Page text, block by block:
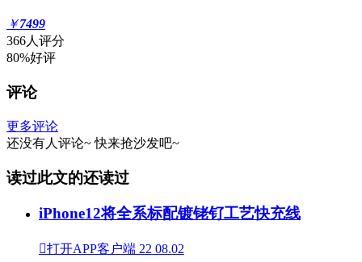
￥7499
366人评分
80%好评
评论
更多评论
还没有人评论~ 快来抢沙发吧~
读过此文的还读过
iPhone12将全系标配镀铑钌工艺快充线
打开APP客户端 22 08.02